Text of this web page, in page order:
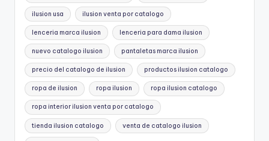
ilusion usa ilusion venta por catalogo
lenceria marca ilusion lenceria para dama ilusion
nuevo catalogo ilusion pantaletas marca ilusion
precio del catalogo de ilusion productos ilusion catalogo
ropa de ilusion ropa ilusion ropa ilusion catalogo
ropa interior ilusion venta por catalogo
tienda ilusion catalogo venta de catalogo ilusion